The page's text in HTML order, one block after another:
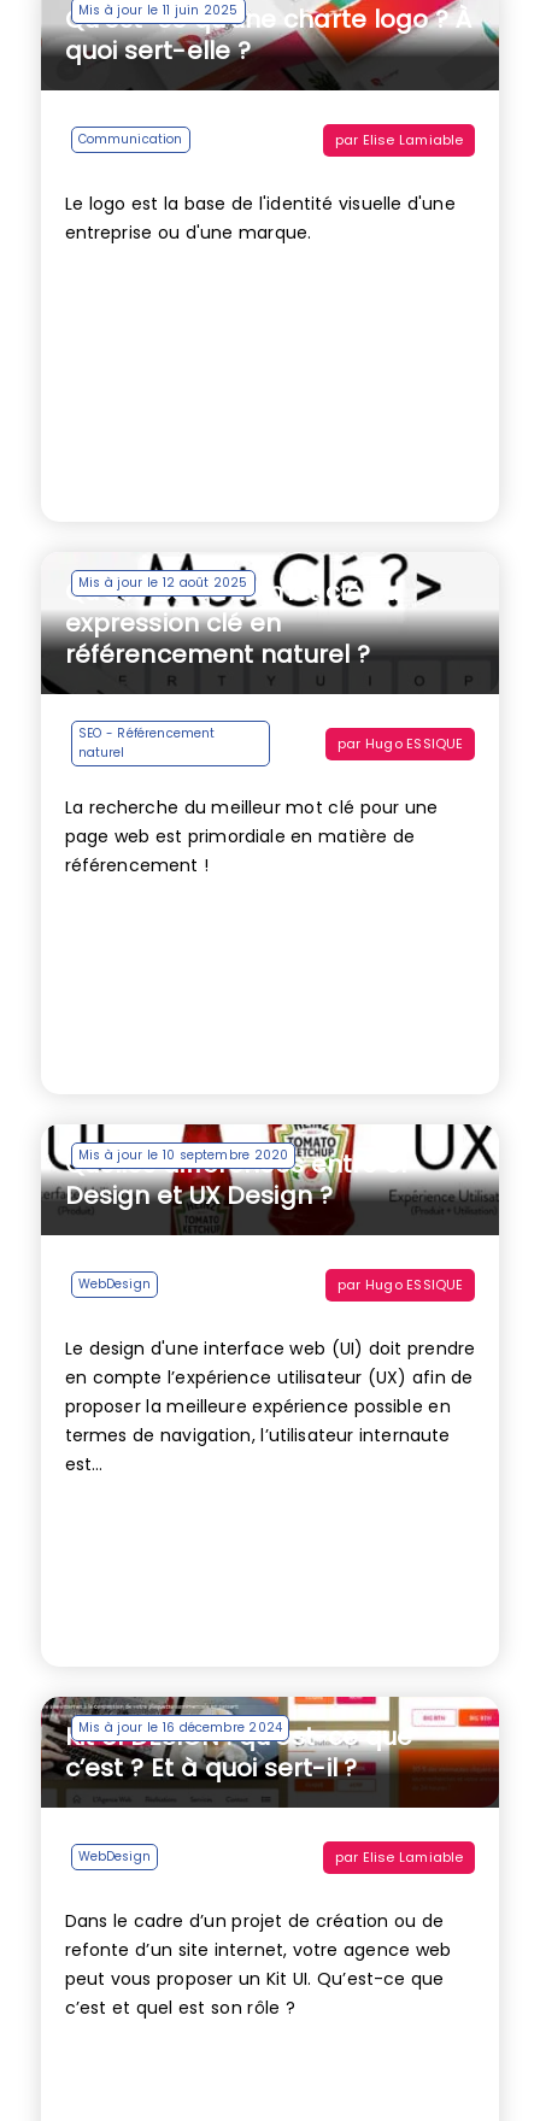
Mis à jour le 11 juin 2025
Qu’est-ce qu’une charte logo ? À
quoi sert-elle ?
Communication par Elise Lamiable
Le logo est la base de l'identité visuelle d'une
entreprise ou d'une marque.
Mis à jour le 12 août 2025
Qu’est-ce qu’un mot clé ou
expression clé en
référencement naturel ?
SEO - Référencement
naturel
par Hugo ESSIQUE
La recherche du meilleur mot clé pour une
page web est primordiale en matière de
référencement !
Mis à jour le 10 septembre 2020
Quelles différences entre UI
Design et UX Design ?
WebDesign par Hugo ESSIQUE
Le design d'une interface web (UI) doit prendre
en compte l’expérience utilisateur (UX) afin de
proposer la meilleure expérience possible en
termes de navigation, l’utilisateur internaute
est...
Mis à jour le 16 décembre 2024
Kit UI DESIGN : qu’est-ce que
c’est ? Et à quoi sert-il ?
WebDesign par Elise Lamiable
Dans le cadre d’un projet de création ou de
refonte d’un site internet, votre agence web
peut vous proposer un Kit UI. Qu’est-ce que
c’est et quel est son rôle ?